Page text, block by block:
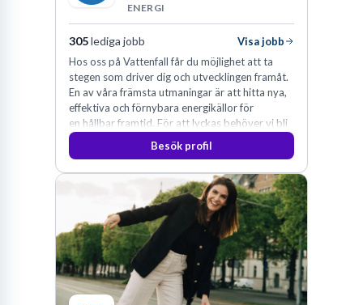
ENERGI
305lediga jobb
Visa jobb
Hos oss på Vattenfall får du möjlighet att ta
stegen som driver dig och utvecklingen framåt.
En av våra främsta utmaningar är att hitta nya,
effektiva och förnybara energikällor för
en hållbar framtid. För att lyckas behöver vi bli
fler medarbetare som vill göra skillnad.
Besök profil